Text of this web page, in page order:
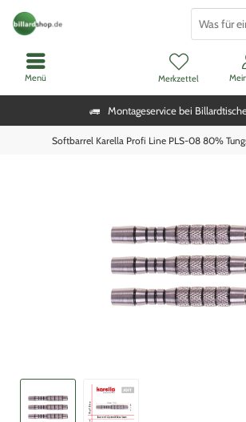
Montageservice bei
Merkzettel
Menü
Softbarrel Karella Profi Line PLS-08 80%